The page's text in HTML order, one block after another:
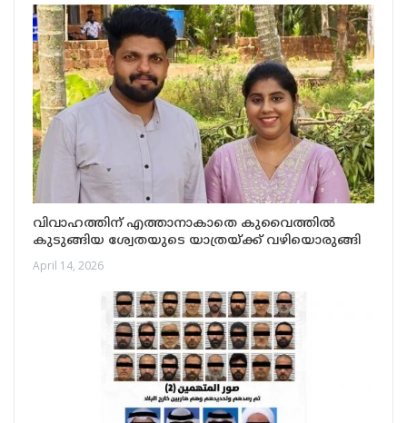
വിവാഹത്തിന് എത്താനാകാതെ കുവൈത്തിൽ
കുടുങ്ങിയ ശ്വേതയുടെ യാത്രയ്ക്ക് വഴിയൊരുങ്ങി
April 14, 2026